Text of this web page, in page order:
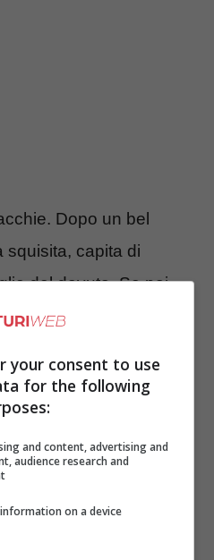
Dopo un bel
squisita, capita di
del dovuto. Se poi
casa, di sicuro il
che si utilizzino
e utensili da cucina.
your consent to use
for the following
and content, advertising and
audience research and
on a device